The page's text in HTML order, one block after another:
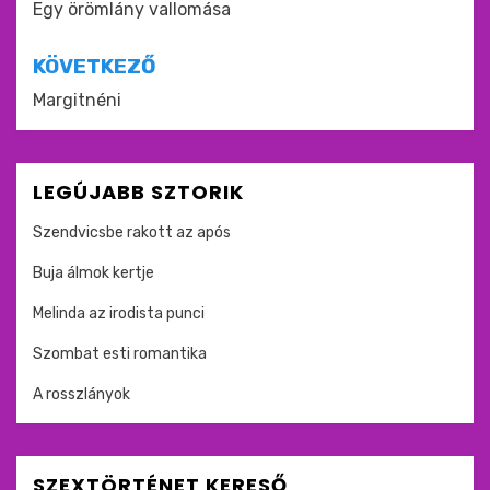
navigáció
Egy örömlány vallomása
KÖVETKEZŐ
Margitnéni
LEGÚJABB SZTORIK
Szendvicsbe rakott az após
Buja álmok kertje
Melinda az irodista punci
Szombat esti romantika
A rosszlányok